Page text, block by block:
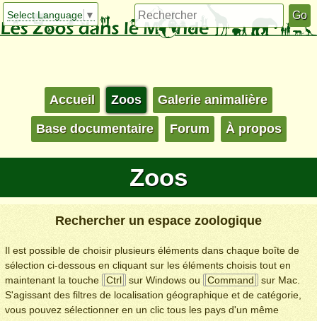
Select Language ▼
Accueil Zoos Galerie animalière
Base documentaire Forum À propos
Zoos
Rechercher un espace zoologique
Il est possible de choisir plusieurs éléments dans chaque boîte de
sélection ci-dessous en cliquant sur les éléments choisis tout en
maintenant la touche
Ctrl sur Windows ou Command
sur Mac.
S'agissant des filtres de localisation géographique et de catégorie,
vous pouvez sélectionner en un clic tous les pays d'un même